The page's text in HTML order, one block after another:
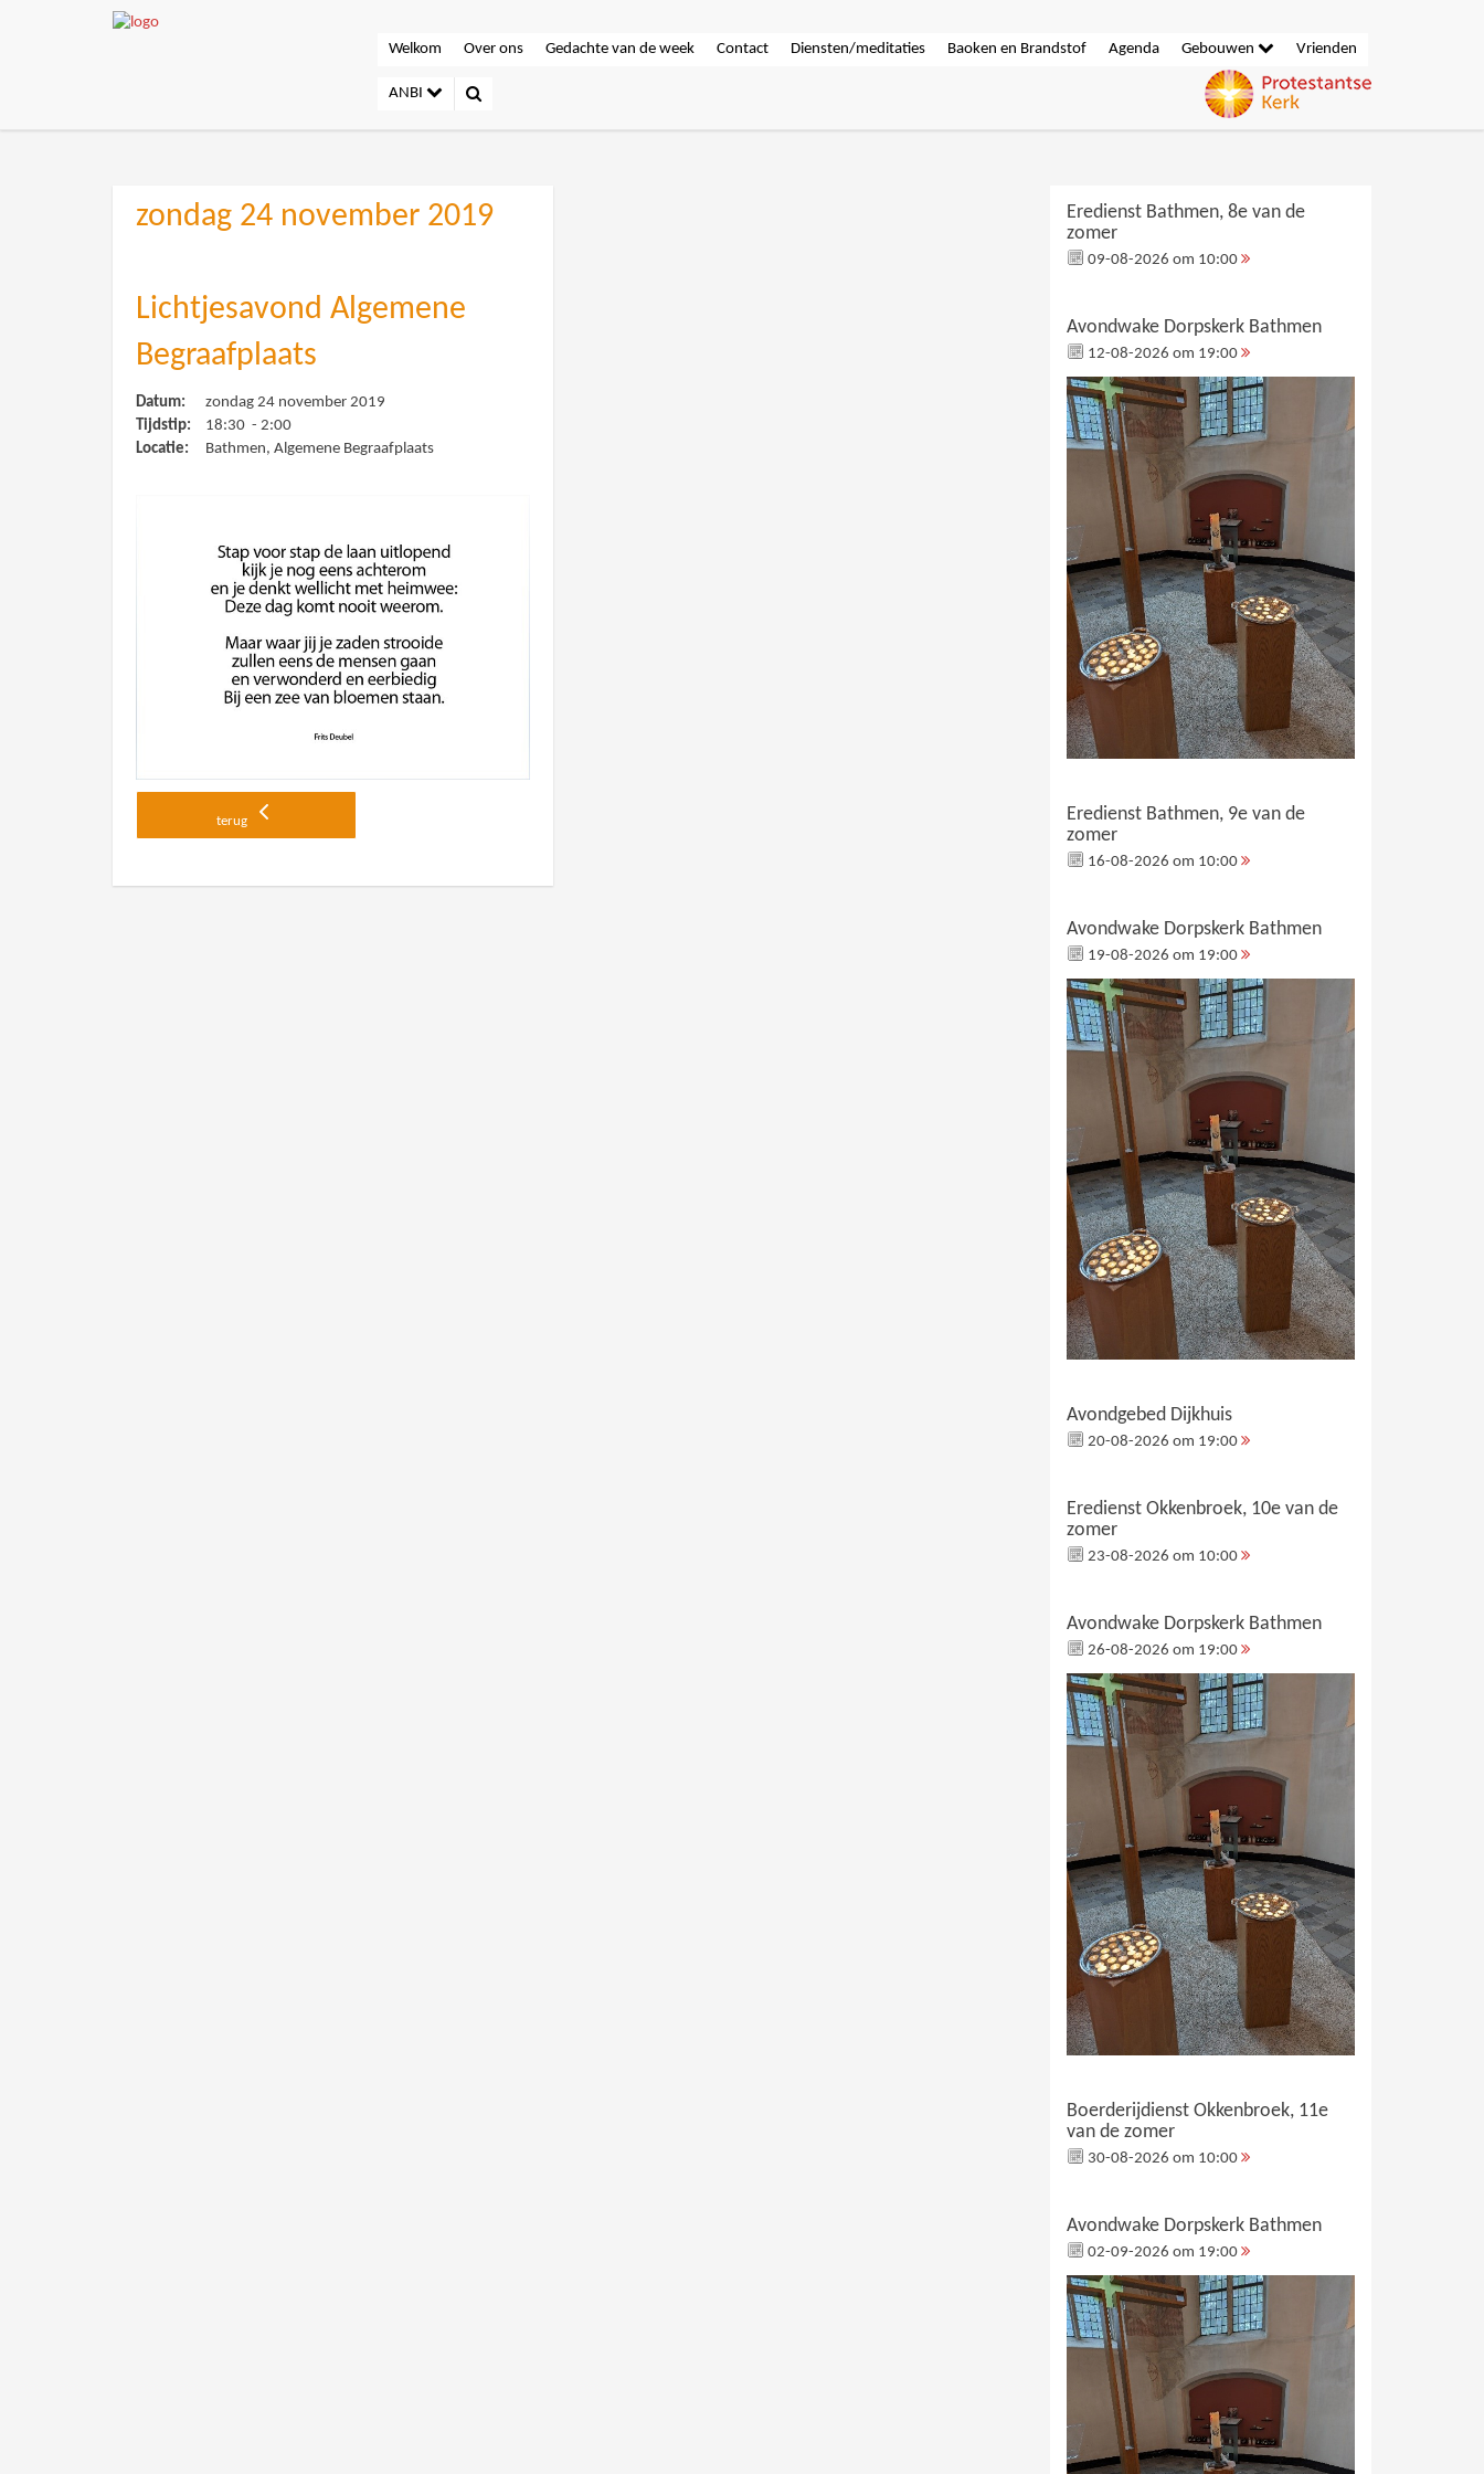
Welkom Over ons Gedachte van de week Contact Diensten/meditaties Baoken en Brandstof Agenda Gebouwen Vrienden
ANBI
zondag 24 november 2019
Lichtjesavond Algemene
Begraafplaats
Datum:
zondag 24 november 2019
Tijdstip:
18:30 - 2:00
Locatie:
Bathmen, Algemene Begraafplaats
terug
Eredienst Bathmen, 8e van de
zomer
09-08-2026 om 10:00
Avondwake Dorpskerk Bathmen
12-08-2026 om 19:00
Eredienst Bathmen, 9e van de
zomer
16-08-2026 om 10:00
Avondwake Dorpskerk Bathmen
19-08-2026 om 19:00
Avondgebed Dijkhuis
20-08-2026 om 19:00
Eredienst Okkenbroek, 10e van de
zomer
23-08-2026 om 10:00
Avondwake Dorpskerk Bathmen
26-08-2026 om 19:00
Boerderijdienst Okkenbroek, 11e
van de zomer
30-08-2026 om 10:00
Avondwake Dorpskerk Bathmen
02-09-2026 om 19:00